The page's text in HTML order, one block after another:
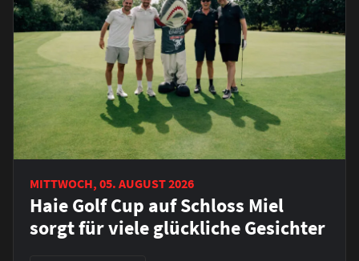
MITTWOCH, 05. AUGUST 2026
Haie Golf Cup auf Schloss Miel
sorgt für viele glückliche Gesichter